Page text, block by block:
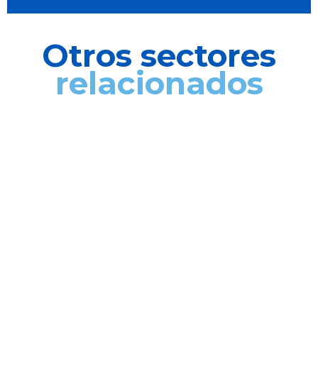
Otros sectores
relacionados